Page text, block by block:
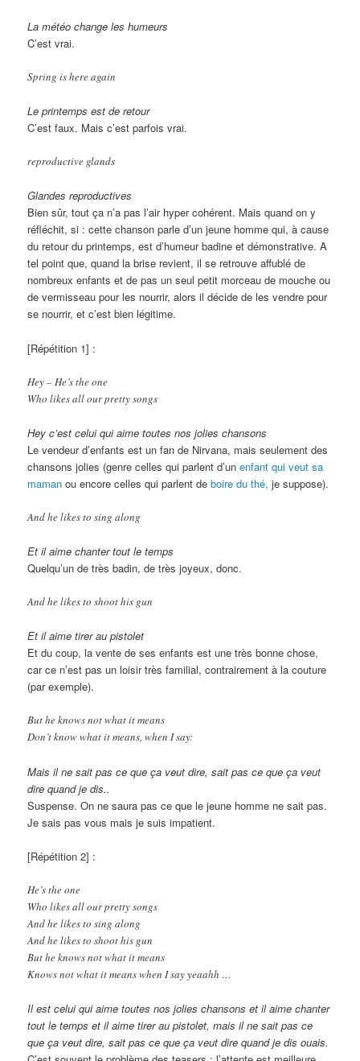
La météo change les humeurs
C’est vrai.
Spring is here again
Le printemps est de retour
C’est faux. Mais c’est parfois vrai.
reproductive glands
Glandes reproductives
Bien sûr, tout ça n’a pas l’air hyper cohérent. Mais quand on y
réfléchit, si : cette chanson parle d’un jeune homme qui, à cause
du retour du printemps, est d’humeur badine et démonstrative. A
tel point que, quand la brise revient, il se retrouve affublé de
nombreux enfants et de pas un seul petit morceau de mouche ou
de vermisseau pour les nourrir, alors il décide de les vendre pour
se nourrir, et c’est bien légitime.
[Répétition 1] :
Hey – He’s the one
Who likes all our pretty songs
Hey c’est celui qui aime toutes nos jolies chansons
Le vendeur d’enfants est un fan de Nirvana, mais seulement des
chansons jolies (genre celles qui parlent d’unenfant qui veut sa
maman ou encore celles qui parlent deboire du thé, je suppose).
And he likes to sing along
Et il aime chanter tout le temps
Quelqu’un de très badin, de très joyeux, donc.
And he likes to shoot his gun
Et il aime tirer au pistolet
Et du coup, la vente de ses enfants est une très bonne chose,
car ce n’est pas un loisir très familial, contrairement à la couture
(par exemple).
But he knows not what it means
Don’t know what it means, when I say:
Mais il ne sait pas ce que ça veut dire, sait pas ce que ça veut
dire quand je dis..
Suspense. On ne saura pas ce que le jeune homme ne sait pas.
Je sais pas vous mais je suis impatient.
[Répétition 2] :
He’s the one
Who likes all our pretty songs
And he likes to sing along
And he likes to shoot his gun
But he knows not what it means
Knows not what it means when I say yeaahh …
Il est celui qui aime toutes nos jolies chansons et il aime chanter
tout le temps et il aime tirer au pistolet, mais il ne sait pas ce
que ça veut dire, sait pas ce que ça veut dire quand je dis ouais.